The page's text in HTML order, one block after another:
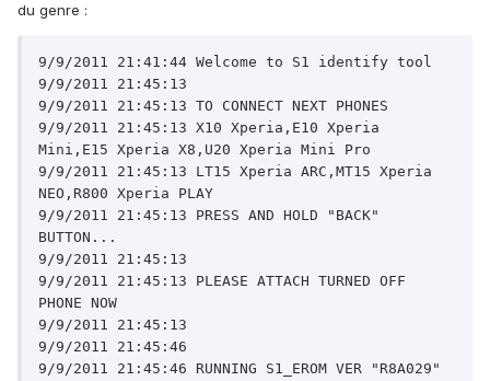
du genre :
9/9/2011 21:41:44 Welcome to S1 identify tool
9/9/2011 21:45:13
9/9/2011 21:45:13 TO CONNECT NEXT PHONES
9/9/2011 21:45:13 X10 Xperia,E10 Xperia
Mini,E15 Xperia X8,U20 Xperia Mini Pro
9/9/2011 21:45:13 LT15 Xperia ARC,MT15 Xperia
NEO,R800 Xperia PLAY
9/9/2011 21:45:13 PRESS AND HOLD "BACK"
BUTTON...
9/9/2011 21:45:13
9/9/2011 21:45:13 PLEASE ATTACH TURNED OFF
PHONE NOW
9/9/2011 21:45:13
9/9/2011 21:45:46
9/9/2011 21:45:46 RUNNING S1_EROM VER "R8A029"